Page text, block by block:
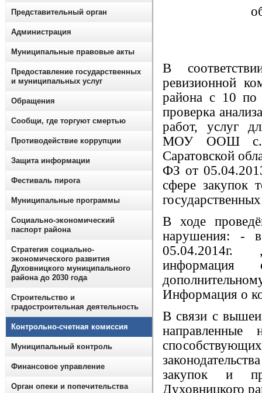
В
ревизионной
района с 10 по
проверка
работ, услуг
МОУ ООШ с.
Саратовской
ФЗ от
сфере закупок
В ходе
нарушения: -
05.04.2014г.
информация
Информация о
В связи с
закупок и
Духовницкого
Представительный орган
Администрация
Муниципальные правовые акты
Предоставление государственных
и муниципальных услуг
Обращения
Сообщи, где торгуют смертью
Противодействие коррупции
Защита информации
Фестиваль пирога
Муниципальные программы
Социально-экономический
паспорт района
Стратегия социально-
экономического развития
Духовницкого муниципального
района до 2030 года
Строительство и
градостроительная деятельность
Контрольно-счетная комиссия
Муниципальный контроль
Финансовое управление
Орган опеки и попечительства